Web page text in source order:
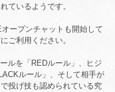
ているようです。
オープンチャットも開始して
ご利用ください。
ルを「REDルール」、ヒジ
ルール」、そして相手が
投げ技も認められている究